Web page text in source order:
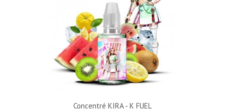
Concentré KIRA - K FUEL